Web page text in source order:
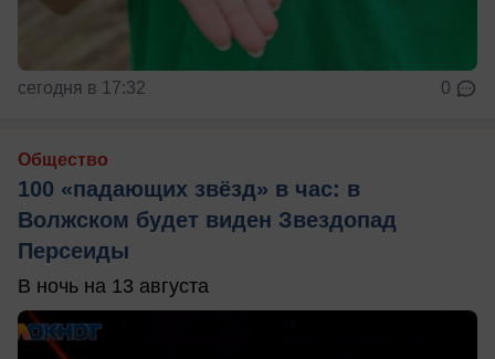
сегодня в 17:32 0
Общество
100 «падающих звёзд» в час: в
Волжском будет виден Звездопад
Персеиды
В ночь на 13 августа